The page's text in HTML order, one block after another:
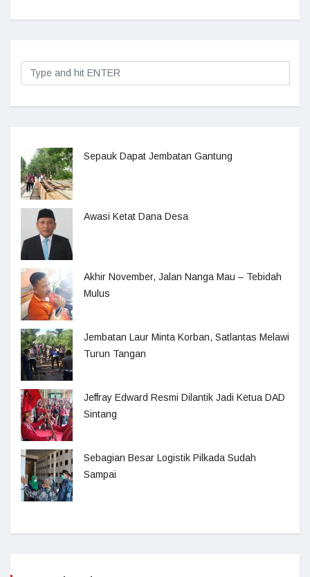
Sepauk Dapat Jembatan Gantung
Awasi Ketat Dana Desa
Akhir November, Jalan Nanga Mau – Tebidah
Mulus
Jembatan Laur Minta Korban, Satlantas Melawi
Turun Tangan
Jeffray Edward Resmi Dilantik Jadi Ketua DAD
Sintang
Sebagian Besar Logistik Pilkada Sudah
Sampai